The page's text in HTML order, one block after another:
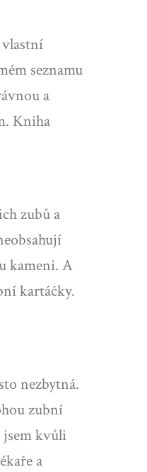
seznamu
a
Kniha
zubů a
kameni. A
kartáčky.
nezbytná.
zubní
jsem kvůli
a